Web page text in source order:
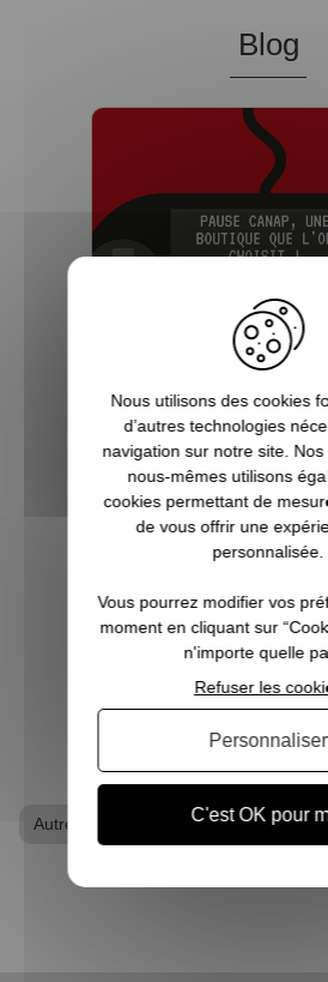
Blog
5 bonnes raisons
Pause
Vous êtes accro aux séries
à l’affût de la sortie du
super-héros ? Les jeux
véritable passion ? Alors
Pause Canap, à
Autres Animés
Nous utilisons des cookies
d’autres technologies
navigation sur notre site.
nous-mêmes utilisons
cookies permettant de
de vous offrir une
personnalisée.
Vous pourrez modifier vos
moment en cliquant sur
n'importe quelle
C'est OK pour
Refuser les
Personnaliser